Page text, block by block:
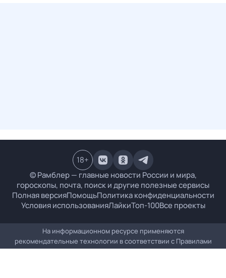
© Рамблер — главные новости России и мира,
гороскопы, почта, поиск и другие полезные сервисы
Полная версияПомощьПолитика конфиденциальности
Условия использованияЛайкиТоп-100Все проекты
18+
На информационном ресурсе применяются
рекомендательные технологии в соответствии с Правилами